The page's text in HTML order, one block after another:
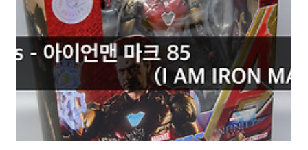
어있었다고 봐도 무방한데, 콜렉터 입장에선 아쉽네요. 에너지 쉴드 / 블
레이드 / 불가사리 / 언마스크 헤드 / 각종 손 / 이펙트 파츠 등으로 구성
되어 있습니다. 파이널배틀 에디션 답게 곳곳에 웨더링이..